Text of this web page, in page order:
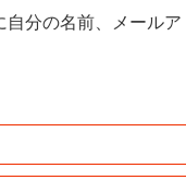
分の名前、メールア